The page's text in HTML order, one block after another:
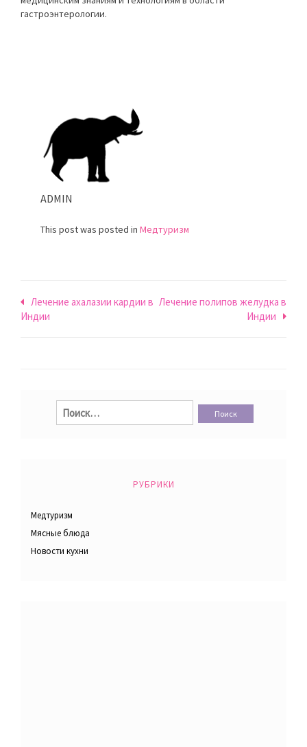
гастроэнтерологии.
ADMIN
This post was posted in Медтуризм
Навигация
по
Лечение ахалазии кардии в
Индии
Лечение полипов желудка в
Индии
Найти:
РУБРИКИ
Медтуризм
Мясные блюда
Новости кухни